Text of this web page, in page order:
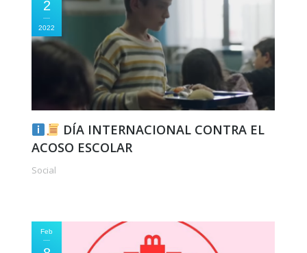
2
2022
DÍA INTERNACIONAL CONTRA EL
ACOSO ESCOLAR
Social
Feb